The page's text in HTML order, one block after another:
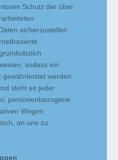
Schutz der über
sicherzustellen.
sodass ein
gewährleistet werden
steht es jeder
personenbezogene
Wegen,
an uns zu